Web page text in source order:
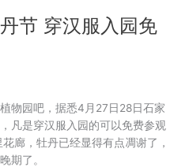
节 穿汉服入园免
物园吧，据悉4月27日28日石家
凡是穿汉服入园的可以免费参观
廊，牡丹已经显得有点凋谢了，
期了。